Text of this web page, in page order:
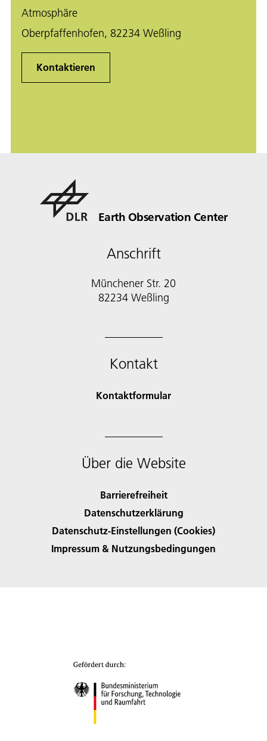
Atmosphäre
Oberpfaffenhofen, 82234 Weßling
Kontaktieren
Earth Observation Center
Anschrift
Münchener Str. 20
Kontakt
Kontaktformular
Über die Website
Barrierefreiheit
Datenschutzerklärung
Datenschutz-Einstellungen (Cookies)
Impressum & Nutzungsbedingungen